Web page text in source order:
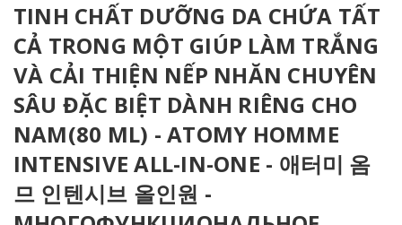
TINH CHẤT DƯỠNG DA CHỨA TẤT
CẢ TRONG MỘT GIÚP LÀM TRẮNG
VÀ CẢI THIỆN NẾP NHĂN CHUYÊN
SÂU ĐẶC BIỆT DÀNH RIÊNG CHO
NAM(80 ML) - ATOMY HOMME
INTENSIVE ALL-IN-ONE - 애터미 옴
므 인텐시브 올인원 -